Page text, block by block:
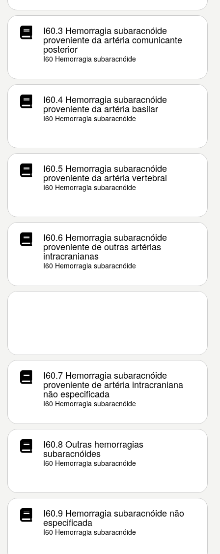
I60.3 Hemorragia subaracnóide
proveniente da artéria comunicante
posterior
I60 Hemorragia subaracnóide
I60.4 Hemorragia subaracnóide
proveniente da artéria basilar
I60 Hemorragia subaracnóide
I60.5 Hemorragia subaracnóide
proveniente da artéria vertebral
I60 Hemorragia subaracnóide
I60.6 Hemorragia subaracnóide
proveniente de outras artérias
intracranianas
I60 Hemorragia subaracnóide
I60.7 Hemorragia subaracnóide
proveniente de artéria intracraniana
não especificada
I60 Hemorragia subaracnóide
I60.8 Outras hemorragias
subaracnóides
I60 Hemorragia subaracnóide
I60.9 Hemorragia subaracnóide não
especificada
I60 Hemorragia subaracnóide